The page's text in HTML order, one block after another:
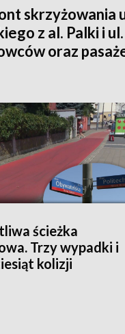
skrzyżowania
z al. Palki i
oraz
ścieżka
Trzy wypadki i
kolizji